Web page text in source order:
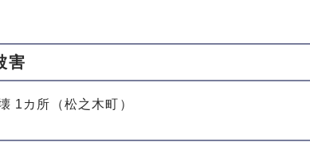
害
1カ所（松之木町）